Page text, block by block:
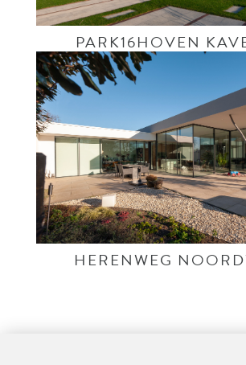
PARK16HOVEN
HERENWEG